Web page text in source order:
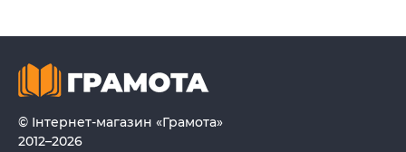
© Інтернет-магазин «Грамота»
2012–2026